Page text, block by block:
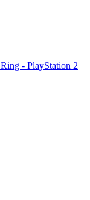
- PlayStation 2